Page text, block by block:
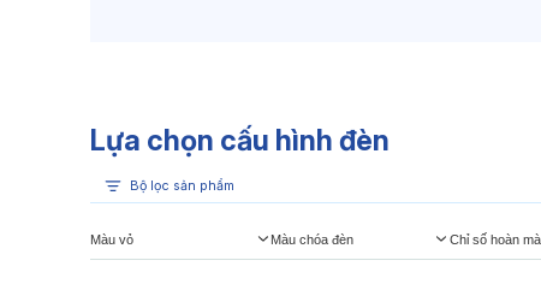
Lựa chọn cấu hình đèn
Bộ lọc sản phẩm
Màu vỏ Màu chóa đèn Chỉ số hoàn